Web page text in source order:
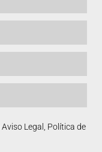
Aviso Legal, Política de